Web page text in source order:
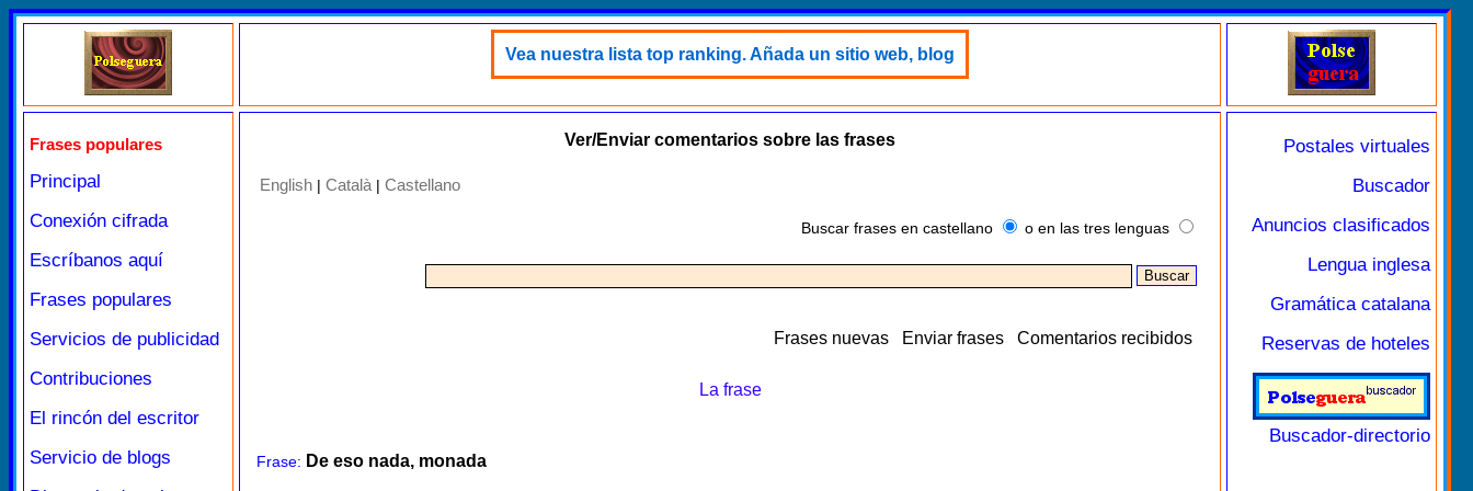
Vea nuestra lista top ranking. Añada un sitio web, blog
Frases populares
Principal
Conexión cifrada
Escríbanos aquí
Frases populares
Servicios de publicidad
Contribuciones
El rincón del escritor
Servicio de blogs
Ver/Enviar comentarios sobre las frases
English | Català| Castellano
Buscar frases en castellano o en las tres lenguas
Frases nuevas Enviar frases Comentarios recibidos
La frase
Frase: De eso nada, monada
Postales virtuales
Buscador
Anuncios clasificados
Lengua inglesa
Gramática catalana
Reservas de hoteles
Buscador-directorio